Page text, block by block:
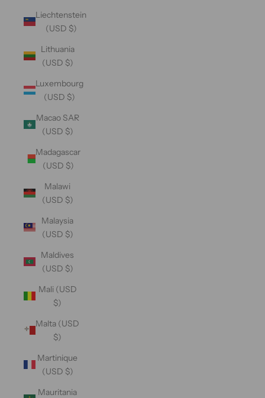
Liechtenstein
(USD $)
Lithuania
(USD $)
Luxembourg
(USD $)
Macao SAR
(USD $)
Madagascar
(USD $)
Malawi
(USD $)
Malaysia
(USD $)
Maldives
(USD $)
Mali (USD
$)
Malta (USD
$)
Martinique
(USD $)
Mauritania